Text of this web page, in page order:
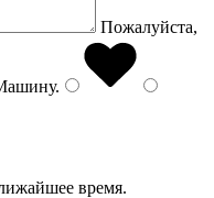
Пожалуйста,
.
время.